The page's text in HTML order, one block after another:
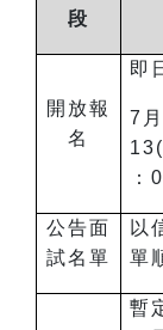
段
開放報
名
即
7月
：
公告面
試名單
以
單
暫